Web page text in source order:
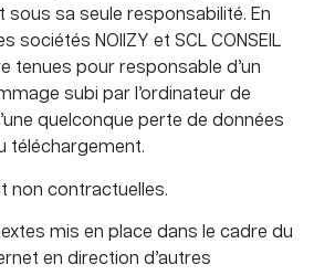
sous sa seule responsabilité. En
sociétés NOIIZY et SCL CONSEIL
tenues pour responsable d’un
subi par l’ordinateur de
quelconque perte de données
téléchargement.
non contractuelles.
mis en place dans le cadre du
en direction d’autres